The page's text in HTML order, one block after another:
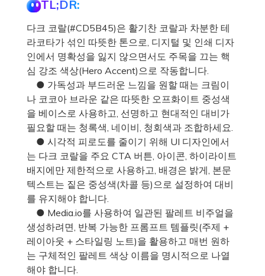
TL;DR:
다크 코랄(#CD5B45)은 활기찬 코랄과 차분한 테
라코타가 섞인 따뜻한 톤으로, 디지털 및 인쇄 디자
인에서 명확성을 잃지 않으면서도 주목을 끄는 핵
심 강조 색상(Hero Accent)으로 작동합니다.
● 가독성과 부드러운 느낌을 원할 때는 크림이
나 코코아 브라운 같은 따뜻한 오프화이트 중성색
을 베이스로 사용하고, 선명하고 현대적인 대비가
필요할 때는 청록색, 네이비, 청회색과 조합하세요.
● 시각적 피로도를 줄이기 위해 UI 디자인에서
는 다크 코랄을 주요 CTA 버튼, 아이콘, 하이라이트
배지에만 제한적으로 사용하고, 배경은 밝게, 본문
텍스트는 짙은 중성색(차콜 등)으로 설정하여 대비
를 유지해야 합니다.
● Media.io를 사용하여 일관된 팔레트 비주얼을
생성하려면, 반복 가능한 프롬프트 템플릿(주제 +
레이아웃 + 스타일링 노트)을 활용하고 매번 원하
는 구체적인 팔레트 색상 이름을 명시적으로 나열
해야 합니다.